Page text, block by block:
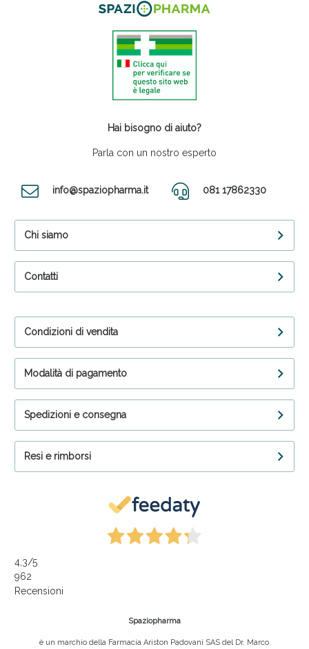
Hai bisogno di aiuto?
Parla con un nostro esperto
info@spaziopharma.it 081 17862330
Chi siamo
Contatti
Condizioni di vendita
Modalità di pagamento
Spedizioni e consegna
Resi e rimborsi
4,3/5
962
Recensioni
Spaziopharma
è un marchio della Farmacia Ariston Padovani SAS del Dr. Marco